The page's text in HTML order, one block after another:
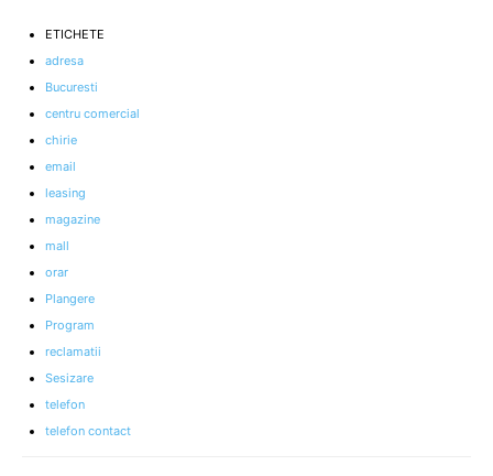
ETICHETE
adresa
Bucuresti
centru comercial
chirie
email
leasing
magazine
mall
orar
Plangere
Program
reclamatii
Sesizare
telefon
telefon contact